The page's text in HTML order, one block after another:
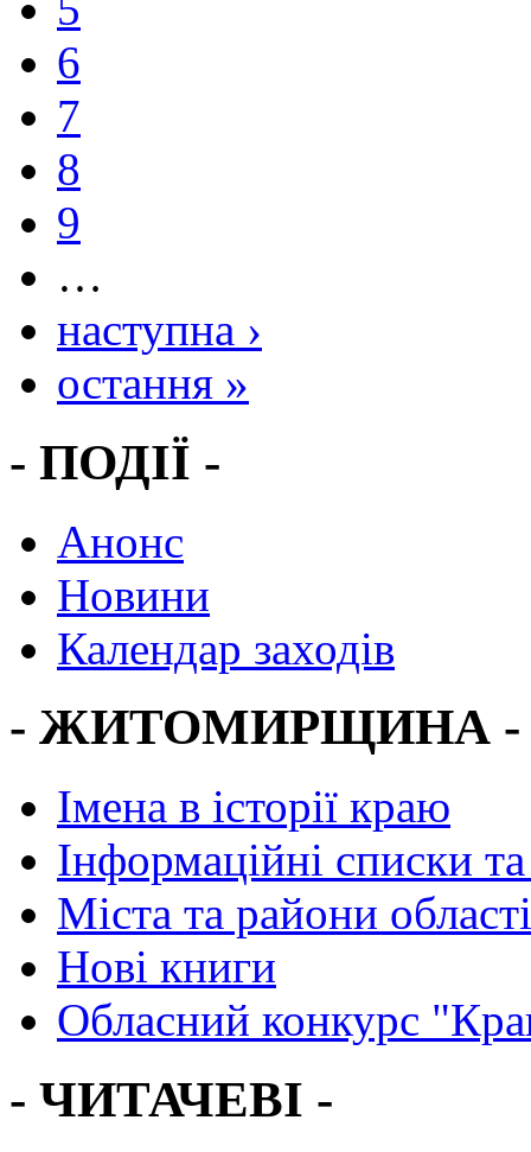
6
7
8
9
…
наступна ›
остання »
- ПОДІЇ -
Анонс
Новини
Календар заходів
- ЖИТОМИРЩИНА -
Імена в історії краю
Інформаційні списки
Міста та райони області
Нові книги
Обласний конкурс
- ЧИТАЧЕВІ -